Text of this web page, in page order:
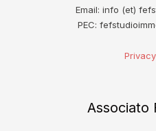
Email: info (et)
PEC:
Associato